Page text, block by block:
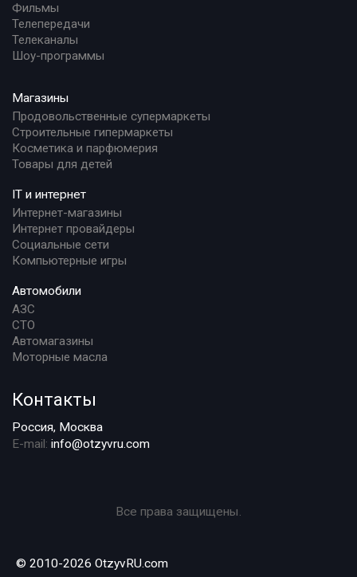
Фильмы
Телепередачи
Телеканалы
Шоу-программы
Магазины
Продовольственные супермаркеты
Строительные гипермаркеты
Косметика и парфюмерия
Товары для детей
IT и интернет
Интернет-магазины
Интернет провайдеры
Социальные сети
Компьютерные игры
Автомобили
АЗС
СТО
Автомагазины
Моторные масла
Контакты
Россия, Москва
E-mail: info@otzyvru.com
Все права защищены.
© 2010-2026 OtzyvRU.com